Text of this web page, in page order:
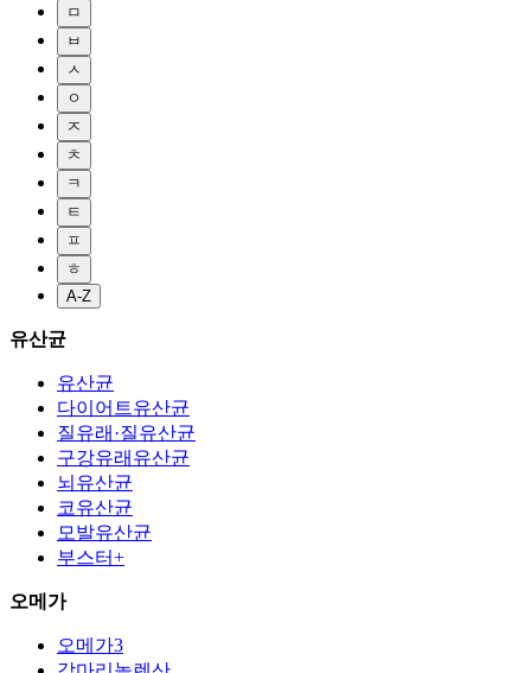
ㅁ
ㅂ
ㅅ
ㅇ
ㅈ
ㅊ
ㅋ
ㅌ
ㅍ
ㅎ
A-Z
유산균
유산균
다이어트유산균
질유래·질유산균
구강유래유산균
뇌유산균
코유산균
모발유산균
부스터+
오메가
오메가3